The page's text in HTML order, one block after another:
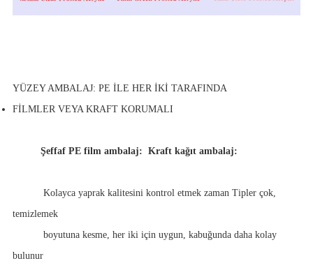
YÜZEY AMBALAJ: PE İLE HER İKİ TARAFINDA
FİLMLER VEYA KRAFT KORUMALI
Şeffaf PE film ambalaj: Kraft kağıt ambalaj:
Kolayca yaprak kalitesini kontrol etmek zaman Tipler çok,
temizlemek
boyutuna kesme, her iki için uygun, kabuğunda daha kolay
bulunur